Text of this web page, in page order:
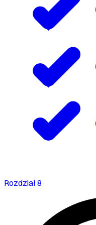
Rozdział 8